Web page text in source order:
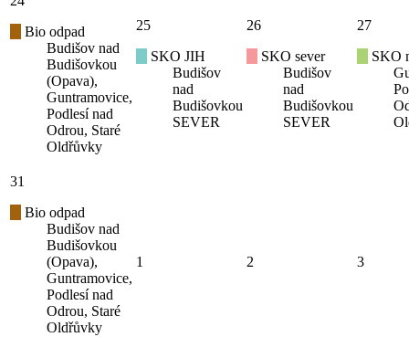
Bio odpad
Budišov nad
Budišovkou
(Opava),
Guntramovice,
Podlesí nad
Odrou, Staré
Oldřůvky
25
SKO JIH
Budišov
nad
Budišovkou
SEVER
26
SKO sever
Budišov
nad
Budišovkou
SEVER
27
SKO
31
Bio odpad
Budišov nad
Budišovkou
(Opava),
Guntramovice,
Podlesí nad
Odrou, Staré
Oldřůvky
1 2 3